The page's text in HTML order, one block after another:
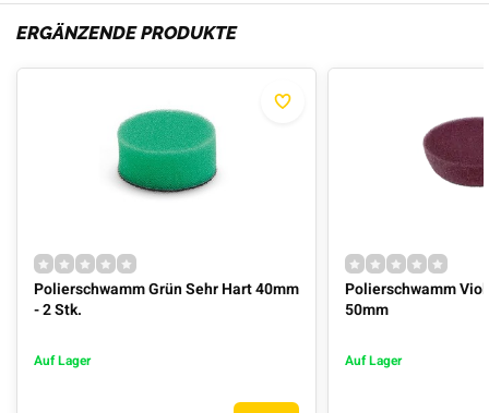
ERGÄNZENDE PRODUKTE
Polierschwamm Grün Sehr Hart 40mm
- 2 Stk.
Auf Lager
Polierschwamm
50mm
Auf Lager